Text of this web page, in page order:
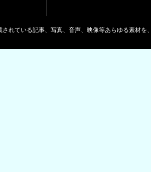
されている記事、写真、音声、映像等あらゆる素材